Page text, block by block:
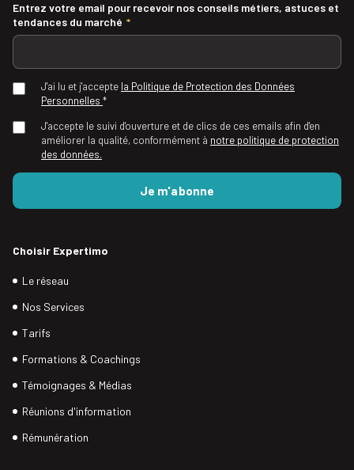
Entrez votre email pour recevoir nos conseils métiers, astuces et
tendances du marché *
J'ai lu et j'accepte la Politique de Protection des Données
Personnelles *
J'accepte le suivi d'ouverture et de clics de ces emails afin d'en
améliorer la qualité, conformément à notre politique de protection
des données.
Choisir Expertimo
Le réseau
Nos Services
Tarifs
Formations & Coachings
Témoignages & Médias
Réunions d'information
Rémunération